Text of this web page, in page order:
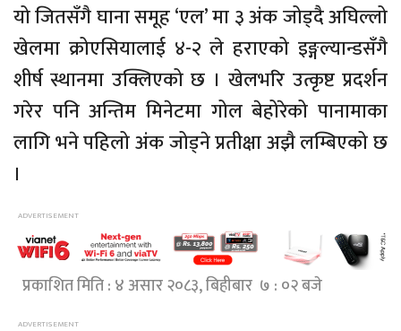
यो जितसँगै घाना समूह ‘एल’ मा ३ अंक जोड्दै अघिल्लो
खेलमा क्रोएसियालाई ४-२ ले हराएको इङ्गल्यान्डसँगै
शीर्ष स्थानमा उक्लिएको छ । खेलभरि उत्कृष्ट प्रदर्शन
गरेर पनि अन्तिम मिनेटमा गोल बेहोरेको पानामाका
लागि भने पहिलो अंक जोड्ने प्रतीक्षा अझै लम्बिएको छ
।
प्रकाशित मिति : ४ असार २०८३, बिहीबार ७ : ०२ बजे